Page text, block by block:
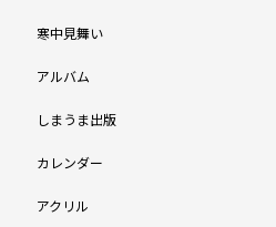
寒中見舞い
アルバム
しまうま出版
カレンダー
アクリル